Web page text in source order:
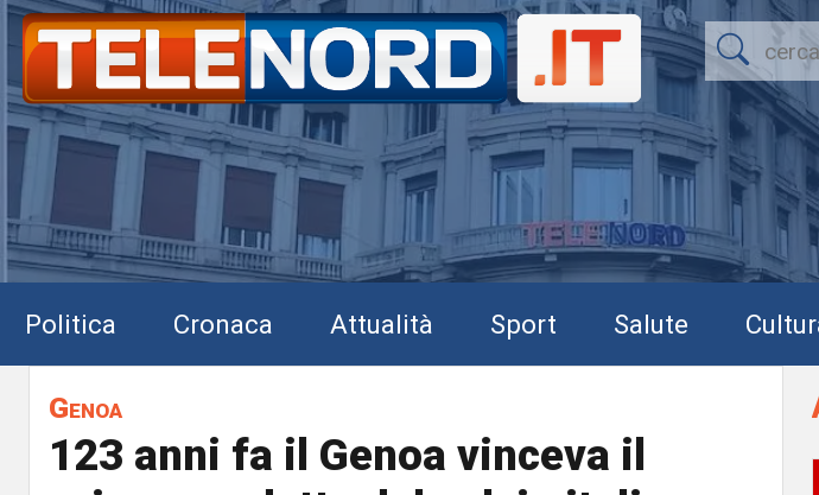
Politica Cronaca Attualità Sport Salute
Genoa
123 anni fa il Genoa vinceva il